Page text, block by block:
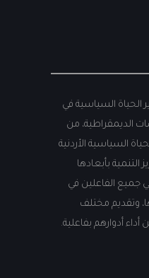
الحياة السياسية في
الديمقراطية، من
السياسية الأردنية
التنمية بأبعادها
جميع الفاعلين في
وتقديم مختلف
أدوارهم بفاعلية.